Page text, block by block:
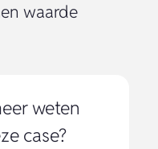
waarde
weten
case?